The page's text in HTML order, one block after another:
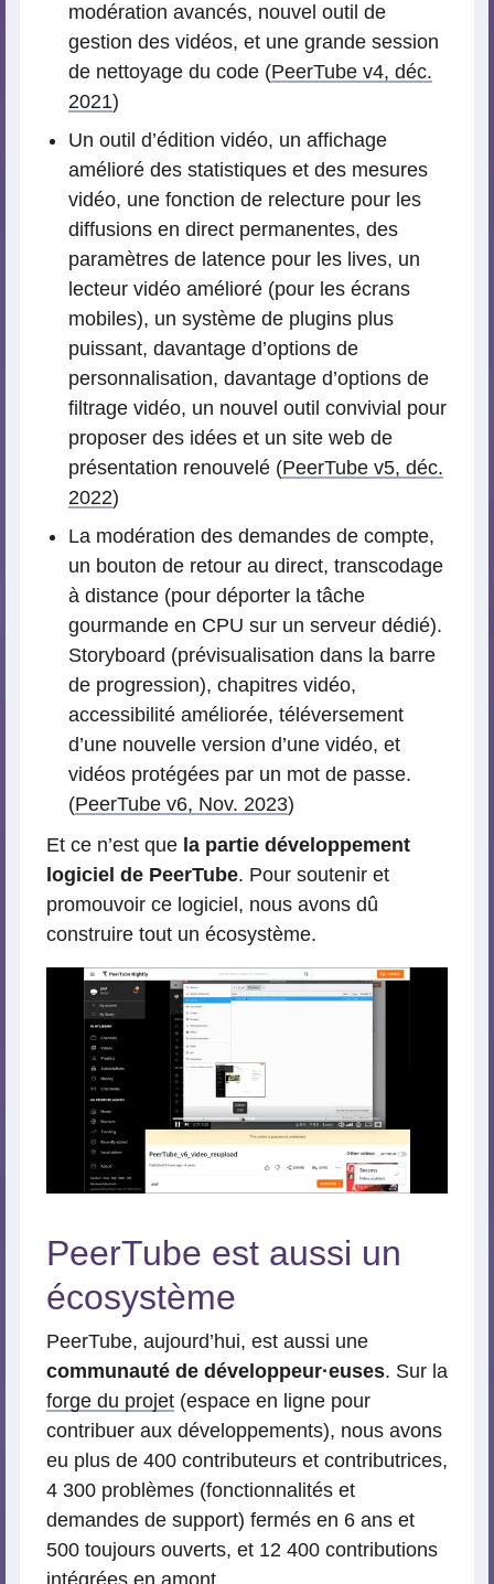
modération avancés, nouvel outil de
gestion des vidéos, et une grande session
de nettoyage du code (PeerTube v4, déc.
2021)
Un outil d’édition vidéo, un affichage
amélioré des statistiques et des mesures
vidéo, une fonction de relecture pour les
diffusions en direct permanentes, des
paramètres de latence pour les lives, un
lecteur vidéo amélioré (pour les écrans
mobiles), un système de plugins plus
puissant, davantage d’options de
personnalisation, davantage d’options de
filtrage vidéo, un nouvel outil convivial pour
proposer des idées et un site web de
présentation renouvelé (PeerTube v5, déc.
2022)
La modération des demandes de compte,
un bouton de retour au direct, transcodage
à distance (pour déporter la tâche
gourmande en CPU sur un serveur dédié).
Storyboard (prévisualisation dans la barre
de progression), chapitres vidéo,
accessibilité améliorée, téléversement
d’une nouvelle version d’une vidéo, et
vidéos protégées par un mot de passe.
(PeerTube v6, Nov. 2023)
Et ce n’est que la partie développement
logiciel de PeerTube. Pour soutenir et
promouvoir ce logiciel, nous avons dû
construire tout un écosystème.
PeerTube est aussi un
écosystème
PeerTube, aujourd’hui, est aussi une
communauté de développeur·euses. Sur la
forge du projet (espace en ligne pour
contribuer aux développements), nous avons
eu plus de 400 contributeurs et contributrices,
4 300 problèmes (fonctionnalités et
demandes de support) fermés en 6 ans et
500 toujours ouverts, et 12 400 contributions